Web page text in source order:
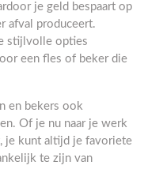
je geld bespaart op
afval produceert.
stijlvolle opties
een fles of beker die
en bekers ook
Of je nu naar je werk
je kunt altijd je favoriete
te zijn van